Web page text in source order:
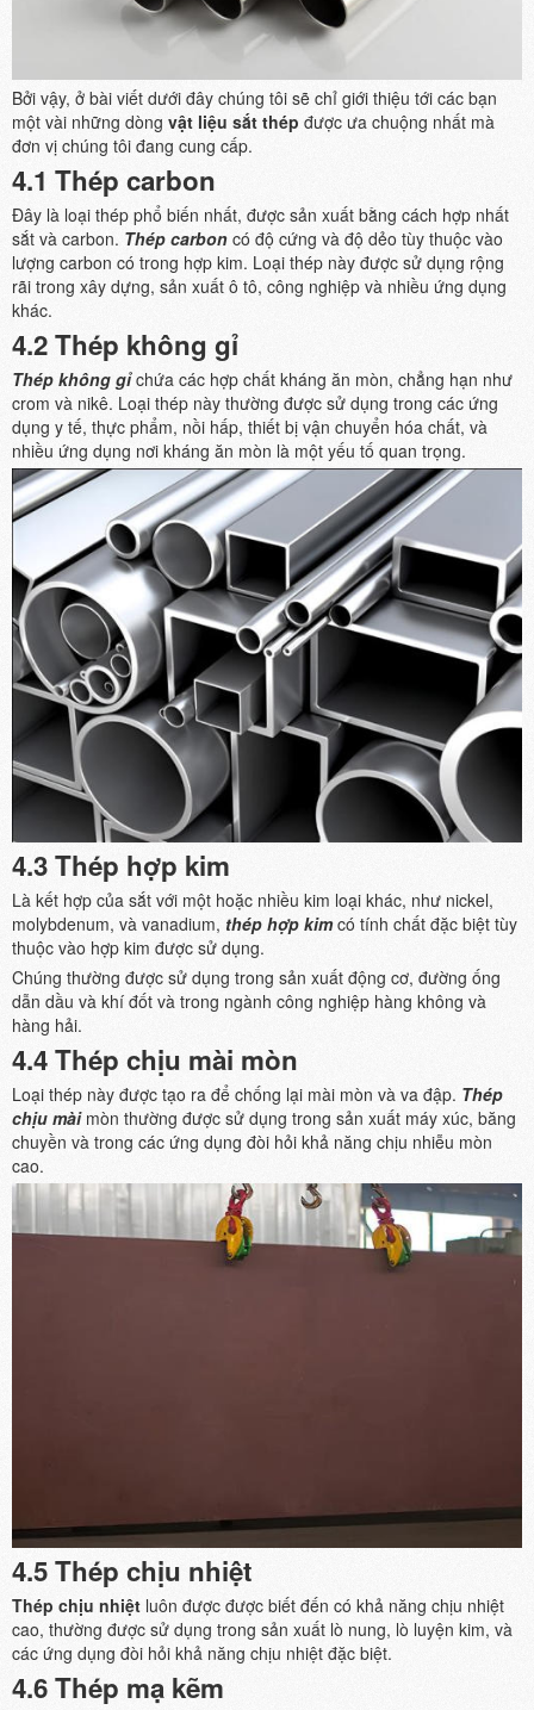
Bởi vậy, ở bài viết dưới đây chúng tôi sẽ chỉ giới thiệu tới các bạn
một vài những dòng vật liệu sắt thép được ưa chuộng nhất mà
đơn vị chúng tôi đang cung cấp.
4.1 Thép carbon
Đây là loại thép phổ biến nhất, được sản xuất bằng cách hợp nhất
sắt và carbon. Thép carbon có độ cứng và độ dẻo tùy thuộc vào
lượng carbon có trong hợp kim. Loại thép này được sử dụng rộng
rãi trong xây dựng, sản xuất ô tô, công nghiệp và nhiều ứng dụng
khác.
4.2 Thép không gỉ
Thép không gỉchứa các hợp chất kháng ăn mòn, chẳng hạn như
crom và nikê. Loại thép này thường được sử dụng trong các ứng
dụng y tế, thực phẩm, nồi hấp, thiết bị vận chuyển hóa chất, và
nhiều ứng dụng nơi kháng ăn mòn là một yếu tố quan trọng.
4.3 Thép hợp kim
Là kết hợp của sắt với một hoặc nhiều kim loại khác, như nickel,
molybdenum, và vanadium, thép hợp kimcó tính chất đặc biệt tùy
thuộc vào hợp kim được sử dụng.
Chúng thường được sử dụng trong sản xuất động cơ, đường ống
dẫn dầu và khí đốt và trong ngành công nghiệp hàng không và
hàng hải.
4.4 Thép chịu mài mòn
Loại thép này được tạo ra để chống lại mài mòn và va đập. Thép
chịu màimòn thường được sử dụng trong sản xuất máy xúc, băng
chuyền và trong các ứng dụng đòi hỏi khả năng chịu nhiễu mòn
cao.
4.5 Thép chịu nhiệt
Thép chịu nhiệt luôn được được biết đến có khả năng chịu nhiệt
cao, thường được sử dụng trong sản xuất lò nung, lò luyện kim, và
các ứng dụng đòi hỏi khả năng chịu nhiệt đặc biệt.
4.6 Thép mạ kẽm